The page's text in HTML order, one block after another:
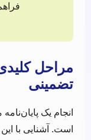
مراحل کلیدی
تضمینی
انجام یک
است. آشنایی با